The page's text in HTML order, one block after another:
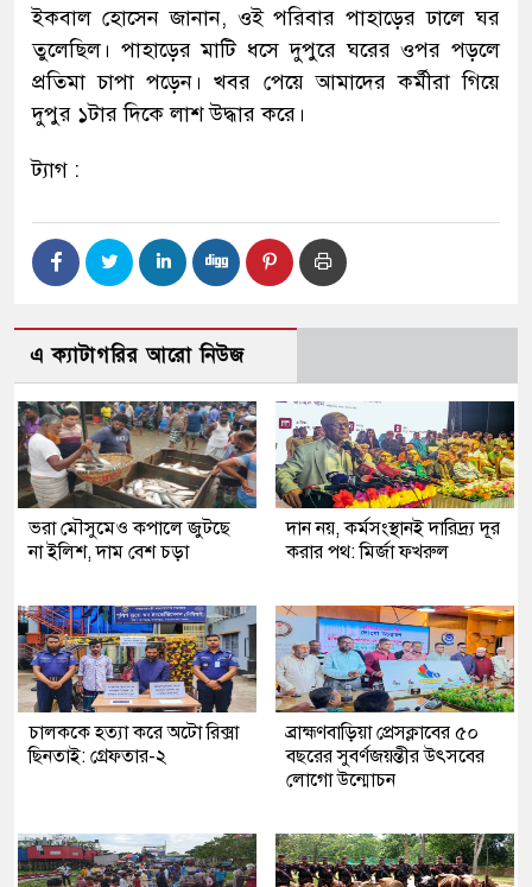
ইকবাল হোসেন জানান, ওই পরিবার পাহাড়ের ঢালে ঘর
তুলেছিল। পাহাড়ের মাটি ধসে দুপুরে ঘরের ওপর পড়লে
প্রতিমা চাপা পড়েন। খবর পেয়ে আমাদের কর্মীরা গিয়ে
দুপুর ১টার দিকে লাশ উদ্ধার করে।
ট্যাগ :
এ ক্যাটাগরির আরো নিউজ
ভরা মৌসুমেও কপালে জুটছে
না ইলিশ, দাম বেশ চড়া
দান নয়, কর্মসংস্থানই দারিদ্র্য দূর
করার পথ: মির্জা ফখরুল
চালককে হত্যা করে অটো রিক্সা
ছিনতাই: গ্রেফতার-২
ব্রাহ্মণবাড়িয়া প্রেসক্লাবের ৫০
বছরের সুবর্ণজয়ন্তীর উৎসবের
লোগো উন্মোচন